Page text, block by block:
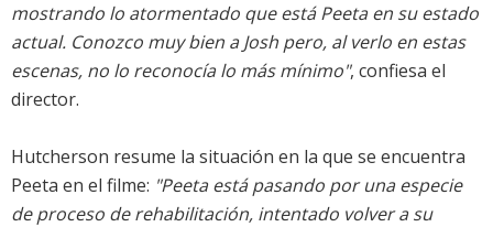
mostrando lo atormentado que está Peeta en su estado
actual. Conozco muy bien a Josh pero, al verlo en estas
escenas, no lo reconocía lo más mínimo", confiesa el
director.
Hutcherson resume la situación en la que se encuentra
Peeta en el filme: "Peeta está pasando por una especie
de proceso de rehabilitación, intentado volver a su